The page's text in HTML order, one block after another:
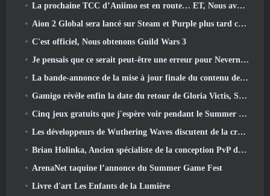
La prochaine TCC d’Aniimo est en route… ET, Nous avons une fenêtre de lancement officielle
Aion 2 Global sera lancé sur Steam et Purple plus tard cette année
C'est officiel, Nous obtenons Guild Wars 3
Je pensais que ce serait peut-être une erreur pour Neverness To Everness d'organiser l'événement Porsche Collab Gacha si tôt, Mais j'avais tort
La bande-annonce de la mise à jour finale du contenu de Destiny 2 est un cri de ralliement
Gamigo révèle enfin la date du retour de Gloria Victis, Survivra-t-il la deuxième fois?
Cinq jeux gratuits que j'espère voir pendant le Summer Game Fest
Les développeurs de Wuthering Waves discutent de la création de la séquence de combat Lahai-Roi Mech
Brian Holinka, Ancien spécialiste de la conception PvP de World Of Warcraft, Rejoint l’équipe MMO de League Of Legends
ArenaNet taquine l’annonce du Summer Game Fest
Livre d'art Les Enfants de la Lumière